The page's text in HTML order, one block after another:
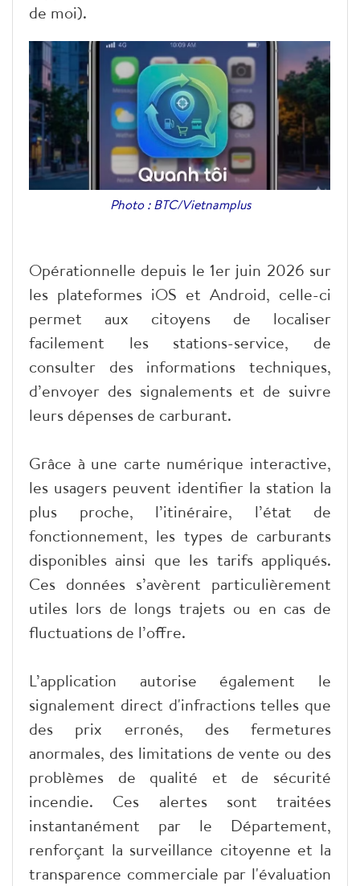
de moi).
Photo : BTC/Vietnamplus
Opérationnelle depuis le 1er juin 2026 sur
les plateformes iOS et Android, celle-ci
permet aux citoyens de localiser
facilement les stations-service, de
consulter des informations techniques,
d’envoyer des signalements et de suivre
leurs dépenses de carburant.
Grâce à une carte numérique interactive,
les usagers peuvent identifier la station la
plus proche, l’itinéraire, l’état de
fonctionnement, les types de carburants
disponibles ainsi que les tarifs appliqués.
Ces données s’avèrent particulièrement
utiles lors de longs trajets ou en cas de
fluctuations de l’offre.
L’application autorise également le
signalement direct d'infractions telles que
des prix erronés, des fermetures
anormales, des limitations de vente ou des
problèmes de qualité et de sécurité
incendie. Ces alertes sont traitées
instantanément par le Département,
renforçant la surveillance citoyenne et la
transparence commerciale par l'évaluation